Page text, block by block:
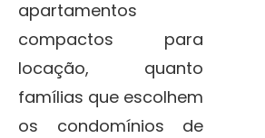
apartamentos
compactos para
locação, quanto
famílias que escolhem
os condomínios de